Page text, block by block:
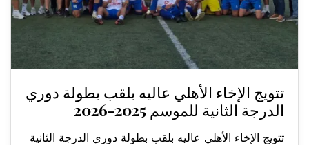
تتويج الإخاء الأهلي عاليه بلقب بطولة دوري
الدرجة الثانية للموسم 2025-2026
تتويج الإخاء الأهلي عاليه بلقب بطولة دوري الدرجة الثانية